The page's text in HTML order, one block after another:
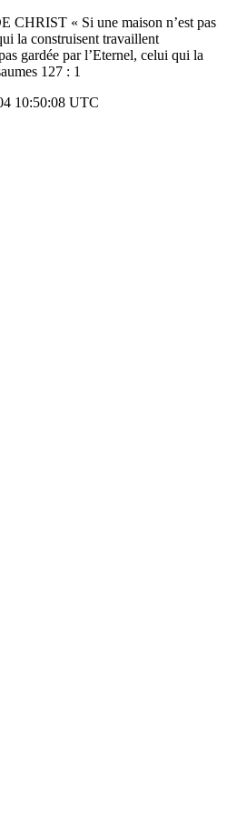
CHRIST « Si une maison n’est pas
la construisent travaillent
gardée par l’Eternel, celui qui la
127 : 1
10:50:08 UTC